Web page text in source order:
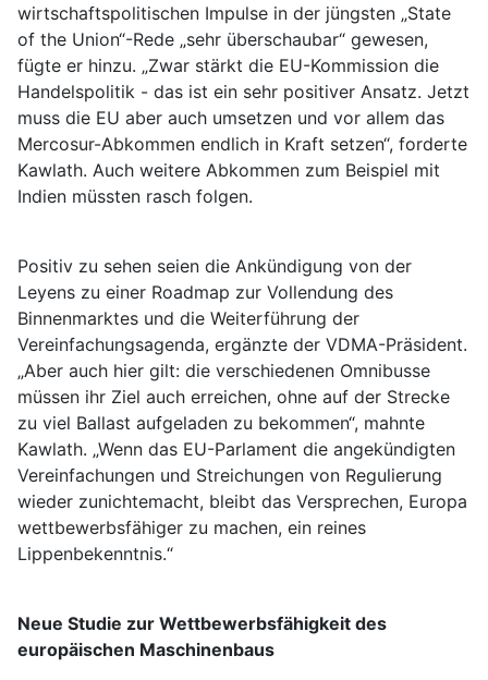
wirtschaftspolitischen Impulse in der jüngsten „State
of the Union“-Rede „sehr überschaubar“ gewesen,
fügte er hinzu. „Zwar stärkt die EU-Kommission die
Handelspolitik - das ist ein sehr positiver Ansatz. Jetzt
muss die EU aber auch umsetzen und vor allem das
Mercosur-Abkommen endlich in Kraft setzen“, forderte
Kawlath. Auch weitere Abkommen zum Beispiel mit
Indien müssten rasch folgen.
Positiv zu sehen seien die Ankündigung von der
Leyens zu einer Roadmap zur Vollendung des
Binnenmarktes und die Weiterführung der
Vereinfachungsagenda, ergänzte der VDMA-Präsident.
„Aber auch hier gilt: die verschiedenen Omnibusse
müssen ihr Ziel auch erreichen, ohne auf der Strecke
zu viel Ballast aufgeladen zu bekommen“, mahnte
Kawlath. „Wenn das EU-Parlament die angekündigten
Vereinfachungen und Streichungen von Regulierung
wieder zunichtemacht, bleibt das Versprechen, Europa
wettbewerbsfähiger zu machen, ein reines
Lippenbekenntnis.“
Neue Studie zur Wettbewerbsfähigkeit des
europäischen Maschinenbaus